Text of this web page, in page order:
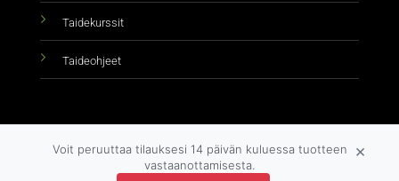
Taidekurssit
Taideohjeet
Voit peruuttaa tilauksesi 14 päivän kuluessa tuotteen
vastaanottamisesta.
×